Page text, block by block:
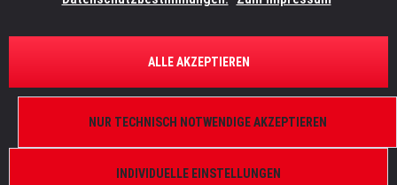
LITECRAFT PowerBarX.15
INDIVIDUELLE EINSTELLUNGEN
NUR TECHNISCH NOTWENDIGE AKZEPTIEREN
ALLE AKZEPTIEREN